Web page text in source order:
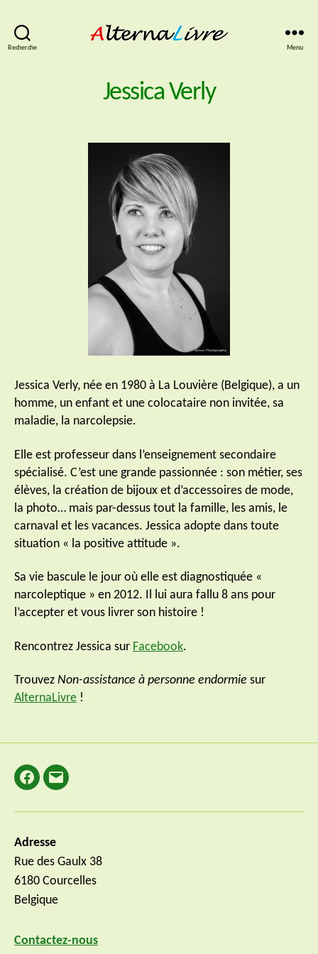
Recherche Menu
Jessica Verly
Jessica Verly, née en 1980 à La Louvière (Belgique), a un
homme, un enfant et une colocataire non invitée, sa
maladie, la narcolepsie.
Elle est professeur dans l’enseignement secondaire
spécialisé. C’est une grande passionnée : son métier, ses
élèves, la création de bijoux et d’accessoires de mode,
la photo… mais par-dessus tout la famille, les amis, le
carnaval et les vacances. Jessica adopte dans toute
situation « la positive attitude ».
Sa vie bascule le jour où elle est diagnostiquée «
narcoleptique » en 2012. Il lui aura fallu 8 ans pour
l’accepter et vous livrer son histoire !
Rencontrez Jessica sur Facebook.
Trouvez Non-assistance à personne endormie sur
AlternaLivre !
Facebook
E-
Adresse
Rue des Gaulx 38
6180 Courcelles
Belgique
Contactez-nous